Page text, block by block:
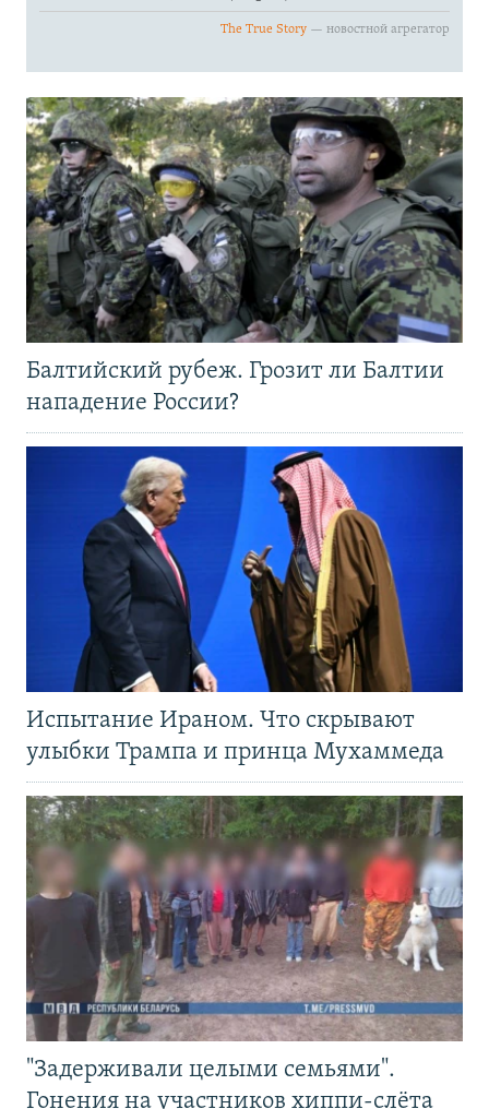
Балтийский рубеж. Грозит ли Балтии
нападение России?
Испытание Ираном. Что скрывают
улыбки Трампа и принца Мухаммеда
"Задерживали целыми семьями".
Гонения на участников хиппи-слёта